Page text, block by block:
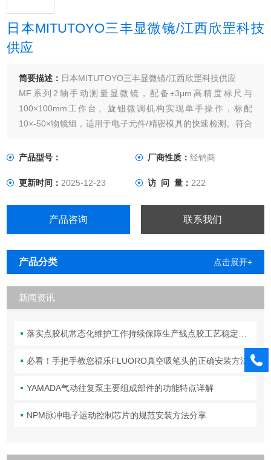
日本MITUTOYO三丰显微镜/江西欣罡科技
供应
简要描述： 日本MITUTOYO三丰显微镜/江西欣罡科技供应
MF系列2轴手动测量显微镜，配备±3μm高精度标尺与
100×100mm工作台。旋钮微调机构实现单手操作，标配
10×-50×物镜组，适用于电子元件/精密模具的快速检测。符合
产品型号：
厂商性质： 经销商
更新时间：2025-12-23 访 问 量： 222
产品咨询 联系我们
产品分类 点击展开+
新闻资讯
落实点胶机常态化维护工作持续保障生产线点胶工艺稳定合规
必看！手把手教您福乐FLUORO真空吸笔头的正确安装方法
YAMADA气动往复泵主要组成部件的功能特点详解
NPM脉冲电子运动控制芯片的规范安装方法分享